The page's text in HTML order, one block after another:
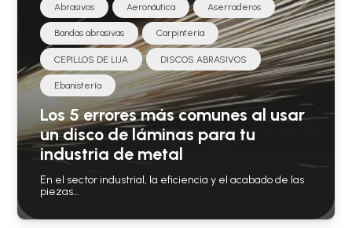
Abrasivos Aeronáutica Aserraderos
Bandas abrasivas Carpintería
CEPILLOS DE LIJA DISCOS ABRASIVOS
Ebanistería
Los 5 errores más comunes al usar
un disco de láminas para tu
industria de metal
En el sector industrial, la eficiencia y el acabado de las
piezas…